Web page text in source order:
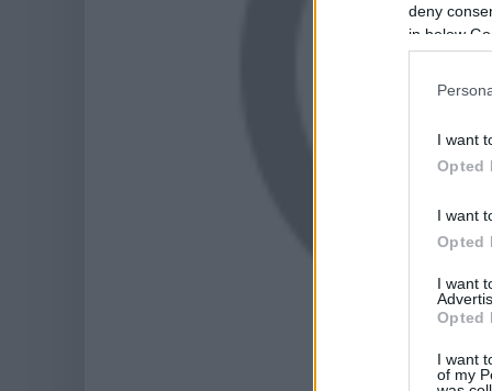
deny
in below
I want
Opted
I want
Opted
I want
Opted
I want
of my